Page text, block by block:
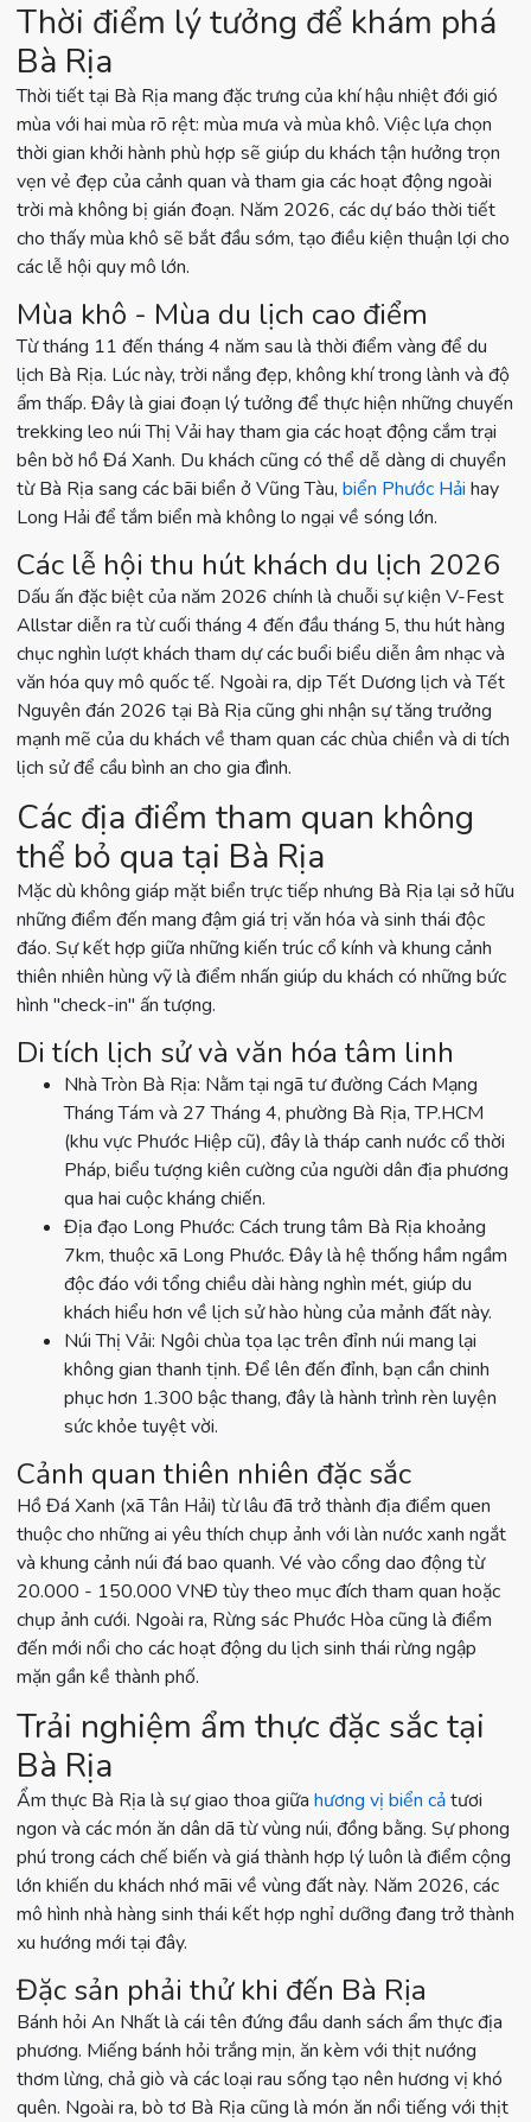
Thời điểm lý tưởng để khám phá
Bà Rịa
Thời tiết tại Bà Rịa mang đặc trưng của khí hậu nhiệt đới gió
mùa với hai mùa rõ rệt: mùa mưa và mùa khô. Việc lựa chọn
thời gian khởi hành phù hợp sẽ giúp du khách tận hưởng trọn
vẹn vẻ đẹp của cảnh quan và tham gia các hoạt động ngoài
trời mà không bị gián đoạn. Năm 2026, các dự báo thời tiết
cho thấy mùa khô sẽ bắt đầu sớm, tạo điều kiện thuận lợi cho
các lễ hội quy mô lớn.
Mùa khô - Mùa du lịch cao điểm
Từ tháng 11 đến tháng 4 năm sau là thời điểm vàng để du
lịch Bà Rịa. Lúc này, trời nắng đẹp, không khí trong lành và độ
ẩm thấp. Đây là giai đoạn lý tưởng để thực hiện những chuyến
trekking leo núi Thị Vải hay tham gia các hoạt động cắm trại
bên bờ hồ Đá Xanh. Du khách cũng có thể dễ dàng di chuyển
từ Bà Rịa sang các bãi biển ở Vũng Tàu, biển Phước Hải hay
Long Hải để tắm biển mà không lo ngại về sóng lớn.
Các lễ hội thu hút khách du lịch 2026
Dấu ấn đặc biệt của năm 2026 chính là chuỗi sự kiện V-Fest
Allstar diễn ra từ cuối tháng 4 đến đầu tháng 5, thu hút hàng
chục nghìn lượt khách tham dự các buổi biểu diễn âm nhạc và
văn hóa quy mô quốc tế. Ngoài ra, dịp Tết Dương lịch và Tết
Nguyên đán 2026 tại Bà Rịa cũng ghi nhận sự tăng trưởng
mạnh mẽ của du khách về tham quan các chùa chiền và di tích
lịch sử để cầu bình an cho gia đình.
Các địa điểm tham quan không
thể bỏ qua tại Bà Rịa
Mặc dù không giáp mặt biển trực tiếp nhưng Bà Rịa lại sở hữu
những điểm đến mang đậm giá trị văn hóa và sinh thái độc
đáo. Sự kết hợp giữa những kiến trúc cổ kính và khung cảnh
thiên nhiên hùng vỹ là điểm nhấn giúp du khách có những bức
hình "check-in" ấn tượng.
Di tích lịch sử và văn hóa tâm linh
Nhà Tròn Bà Rịa: Nằm tại ngã tư đường Cách Mạng
Tháng Tám và 27 Tháng 4, phường Bà Rịa, TP.HCM
(khu vực Phước Hiệp cũ), đây là tháp canh nước cổ thời
Pháp, biểu tượng kiên cường của người dân địa phương
qua hai cuộc kháng chiến.
Địa đạo Long Phước: Cách trung tâm Bà Rịa khoảng
7km, thuộc xã Long Phước. Đây là hệ thống hầm ngầm
độc đáo với tổng chiều dài hàng nghìn mét, giúp du
khách hiểu hơn về lịch sử hào hùng của mảnh đất này.
Núi Thị Vải: Ngôi chùa tọa lạc trên đỉnh núi mang lại
không gian thanh tịnh. Để lên đến đỉnh, bạn cần chinh
phục hơn 1.300 bậc thang, đây là hành trình rèn luyện
sức khỏe tuyệt vời.
Cảnh quan thiên nhiên đặc sắc
Hồ Đá Xanh (xã Tân Hải) từ lâu đã trở thành địa điểm quen
thuộc cho những ai yêu thích chụp ảnh với làn nước xanh ngắt
và khung cảnh núi đá bao quanh. Vé vào cổng dao động từ
20.000 - 150.000 VNĐ tùy theo mục đích tham quan hoặc
chụp ảnh cưới. Ngoài ra, Rừng sác Phước Hòa cũng là điểm
đến mới nổi cho các hoạt động du lịch sinh thái rừng ngập
mặn gần kề thành phố.
Trải nghiệm ẩm thực đặc sắc tại
Bà Rịa
Ẩm thực Bà Rịa là sự giao thoa giữa hương vị biển cảtươi
ngon và các món ăn dân dã từ vùng núi, đồng bằng. Sự phong
phú trong cách chế biến và giá thành hợp lý luôn là điểm cộng
lớn khiến du khách nhớ mãi về vùng đất này. Năm 2026, các
mô hình nhà hàng sinh thái kết hợp nghỉ dưỡng đang trở thành
xu hướng mới tại đây.
Đặc sản phải thử khi đến Bà Rịa
Bánh hỏi An Nhất là cái tên đứng đầu danh sách ẩm thực địa
phương. Miếng bánh hỏi trắng mịn, ăn kèm với thịt nướng
thơm lừng, chả giò và các loại rau sống tạo nên hương vị khó
quên. Ngoài ra, bò tơ Bà Rịa cũng là món ăn nổi tiếng với thịt